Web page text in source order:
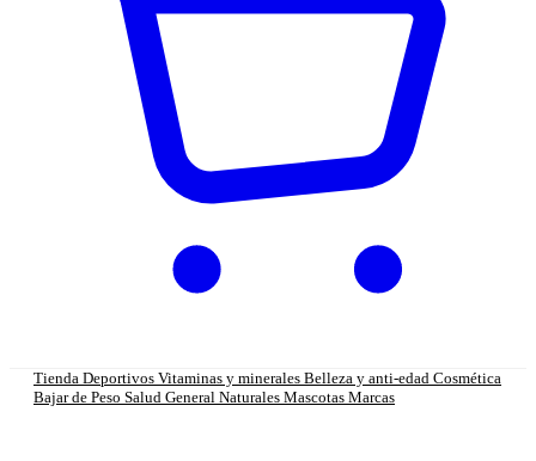
Tienda Deportivos Vitaminas y minerales Belleza y anti-edad Cosmética
Bajar de Peso Salud General Naturales Mascotas Marcas